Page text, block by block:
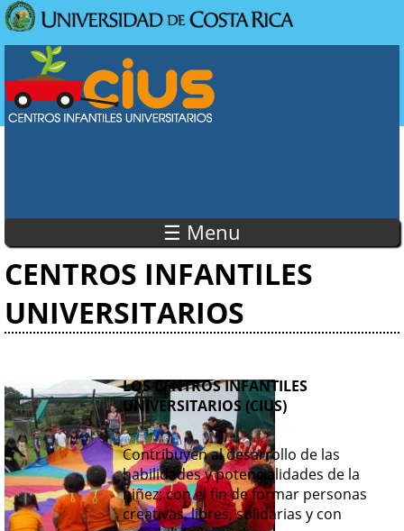
☰ Menu
CENTROS INFANTILES
UNIVERSITARIOS
LOS CENTROS INFANTILES
UNIVERSITARIOS (CIUS)
Contribuyen al desarrollo de las
habilidades y potencialidades de la
niñez; con el fin de formar personas
creativas, libres, solidarias y con